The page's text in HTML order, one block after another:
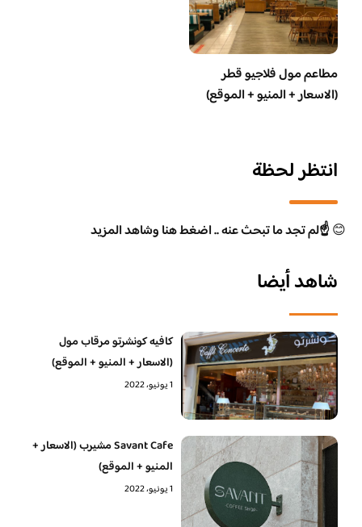
مطاعم مول فلاجيو قطر
(الاسعار + المنيو + الموقع)
انتظر لحظة
😊☝️لم تجد ما تبحث عنه .. اضغط هنا وشاهد المزيد
شاهد أيضا
كافيه كونشرتو مرقاب مول
(الاسعار + المنيو + الموقع)
1 يونيو، 2022
Savant Cafe مشيرب (الاسعار +
المنيو + الموقع)
1 يونيو، 2022